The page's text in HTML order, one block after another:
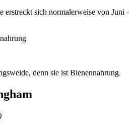
erstreckt sich normalerweise von Juni -
denn sie ist Bienennahrung.